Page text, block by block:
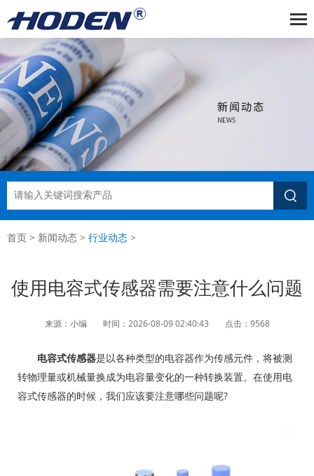

首页 > 新闻动态 > 行业动态 >
使用电容式传感器需要注意什么问题
来源：小编 时间：2026-08-09 02:40:43 点击：9568
电容式传感器是以各种类型的电容器作为传感元件，将被测
转物理量或机械量换成为电容量变化的一种转换装置。在使用电
容式传感器的时候，我们应该要注意哪些问题呢?